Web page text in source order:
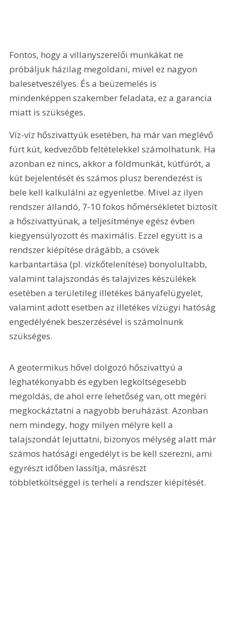
Fontos, hogy a villanyszerelői munkákat ne
próbáljuk házilag megoldani, mivel ez nagyon
balesetveszélyes. És a beüzemelés is
mindenképpen szakember feladata, ez a garancia
miatt is szükséges.
Víz-víz hőszivattyúk esetében, ha már van meglévő
fúrt kút, kedvezőbb feltételekkel számolhatunk. Ha
azonban ez nincs, akkor a földmunkát, kútfúrót, a
kút bejelentését és számos plusz berendezést is
bele kell kalkulálni az egyenletbe. Mivel az ilyen
rendszer állandó, 7-10 fokos hőmérsékletet biztosít
a hőszivattyúnak, a teljesítménye egész évben
kiegyensúlyozott és maximális. Ezzel együtt is a
rendszer kiépítése drágább, a csövek
karbantartása (pl. vízkőtelenítése) bonyolultabb,
valamint talajszondás és talajvizes készülékek
esetében a területileg illetékes bányafelügyelet,
valamint adott esetben az illetékes vízügyi hatóság
engedélyének beszerzésével is számolnunk
szükséges.
A geotermikus hővel dolgozó hőszivattyú a
leghatékonyabb és egyben legköltségesebb
megoldás, de ahol erre lehetőség van, ott megéri
megkockáztatni a nagyobb beruházást. Azonban
nem mindegy, hogy milyen mélyre kell a
talajszondát lejuttatni, bizonyos mélység alatt már
számos hatósági engedélyt is be kell szerezni, ami
egyrészt időben lassítja, másrészt
többletköltséggel is terheli a rendszer kiépítését.